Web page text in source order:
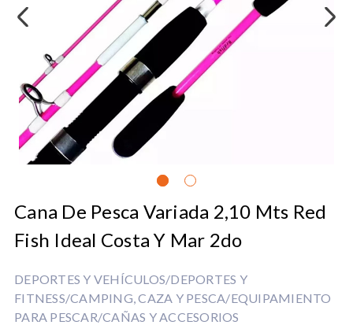
Cana De Pesca Variada 2,10 Mts Red
Fish Ideal Costa Y Mar 2do
DEPORTES Y VEHÍCULOS/DEPORTES Y
FITNESS/CAMPING, CAZA Y PESCA/EQUIPAMIENTO
PARA PESCAR/CAÑAS Y ACCESORIOS